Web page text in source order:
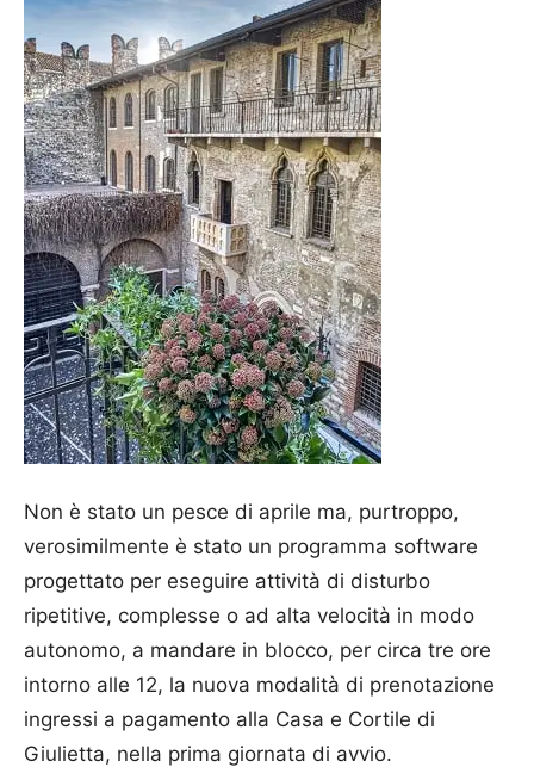
Non è stato un pesce di aprile ma, purtroppo,
verosimilmente è stato un programma software
progettato per eseguire attività di disturbo
ripetitive, complesse o ad alta velocità in modo
autonomo, a mandare in blocco, per circa tre ore
intorno alle 12, la nuova modalità di prenotazione
ingressi a pagamento alla Casa e Cortile di
Giulietta, nella prima giornata di avvio.